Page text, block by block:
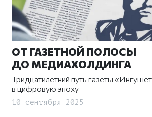
ОТ ГАЗЕТНОЙ ПОЛОСЫ
ДО МЕДИАХОЛДИНГА
Тридцатилетний путь газеты
в цифровую эпоху
10 сентября 2025